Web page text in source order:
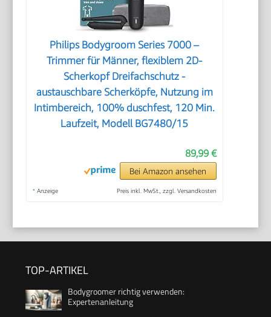
Philips Bodygroom Series 7000 –
Trimmer für Männer, flexiblem 2D-
Scherkopf Dreifachschutz -
austauschbare Scherköpfe, Nutzung im
Intimbereich, 100% duschfest, 120 Min.
Laufzeit, Modell BG7480/15
89,99 €
Bei Amazon ansehen
* Anzeige Preis inkl. MwSt., zzgl. Versandkosten
TOP-ARTIKEL
Bodygroomer richtig verwenden:
Expertenanleitung